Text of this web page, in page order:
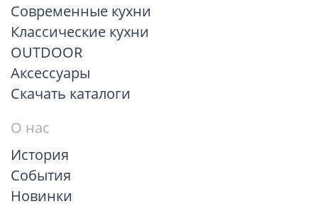
Современные кухни
Классические кухни
OUTDOOR
Аксессуары
Скачать каталоги
О нас
История
События
Новинки